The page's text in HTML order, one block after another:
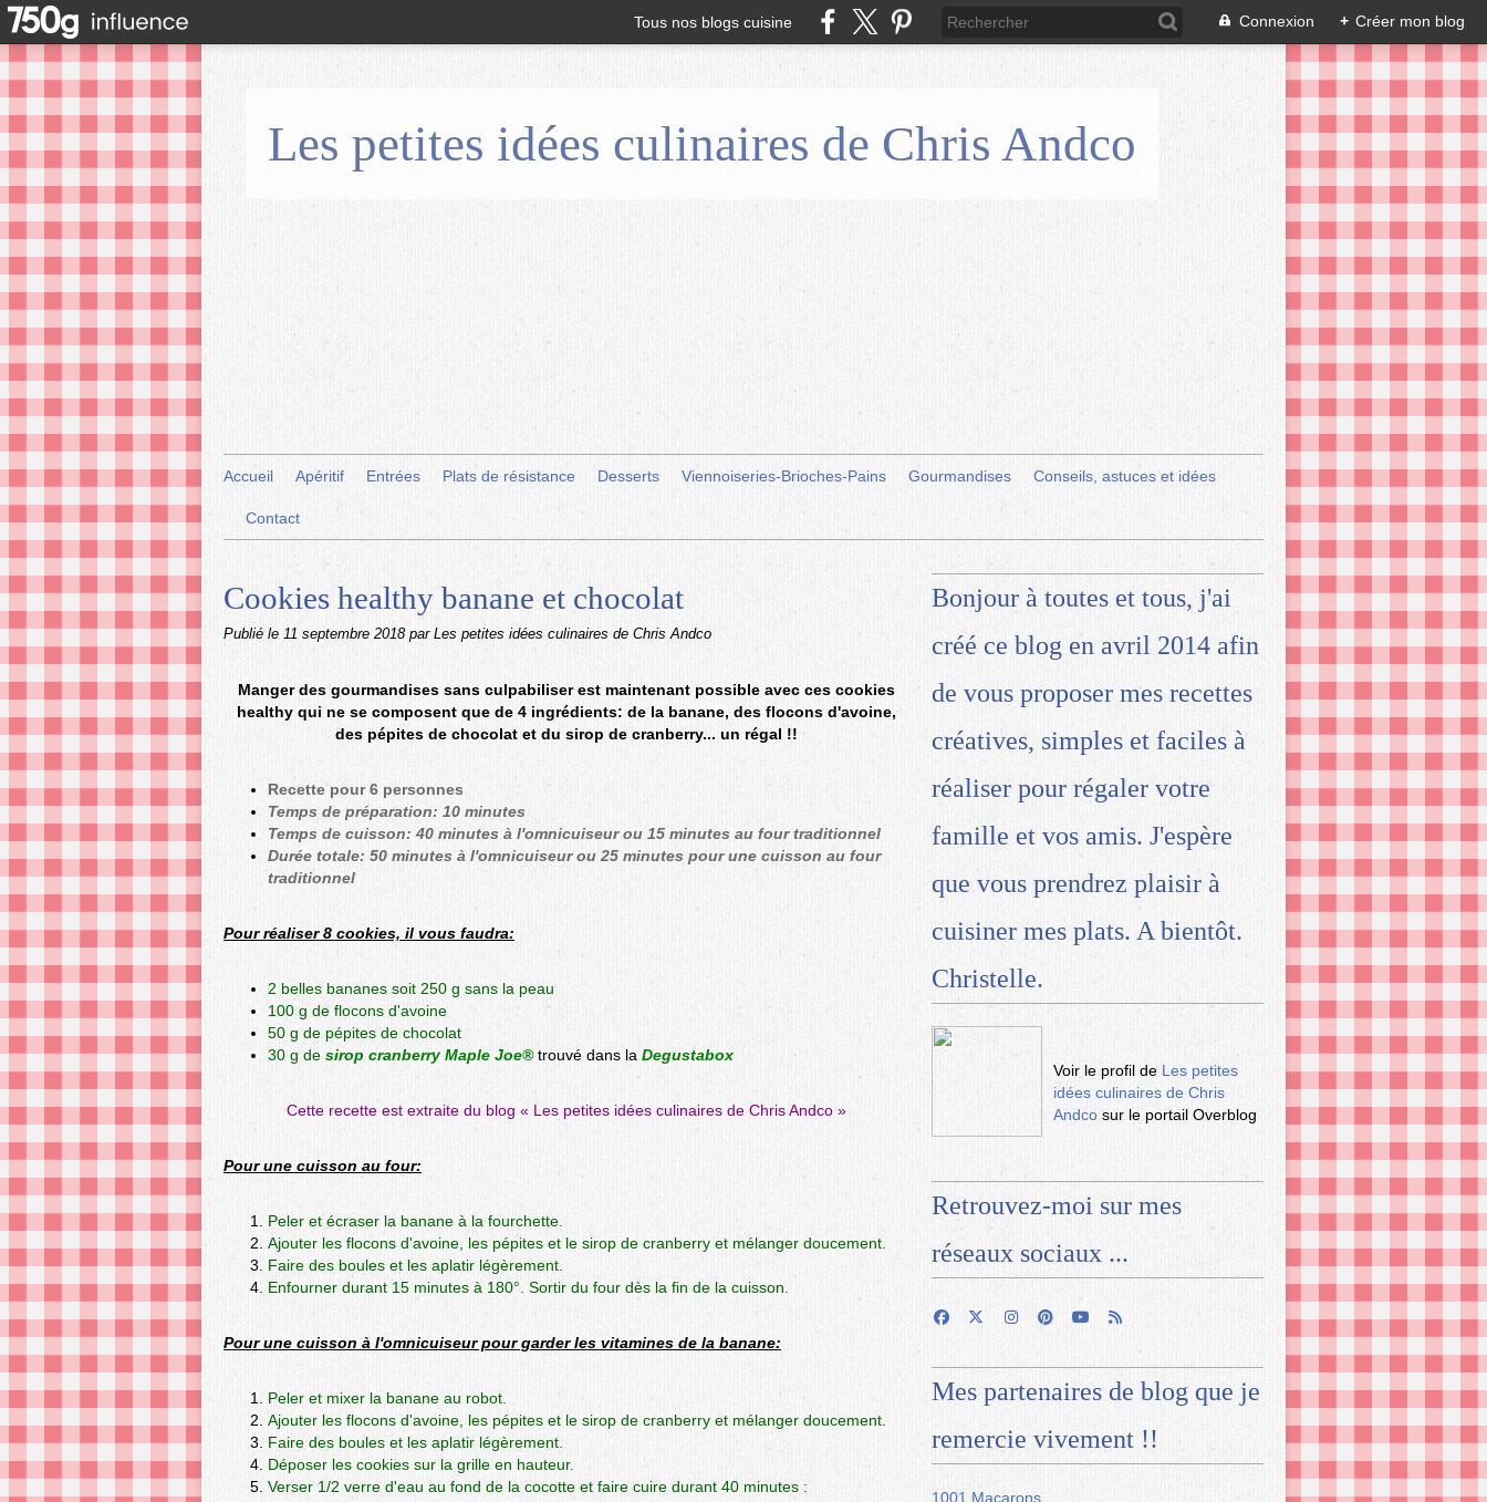
Tous nos blogs cuisine Connexion + Créer mon blog
Les petites idées culinaires de Chris Andco
Accueil Apéritif Entrées Plats de résistance Desserts Viennoiseries-Brioches-Pains Gourmandises Conseils, astuces et idées
Contact
Cookies healthy banane et chocolat
Publié le 11 septembre 2018 par Les petites idées culinaires de Chris Andco
Manger des gourmandises sans culpabiliser est maintenant possible avec ces cookies
healthy qui ne se composent que de 4 ingrédients: de la banane, des flocons d'avoine,
des pépites de chocolat et du sirop de cranberry... un régal !!
Recette pour 6 personnes
Temps de préparation: 10 minutes
Temps de cuisson: 40 minutes à l'omnicuiseur ou 15 minutes au four traditionnel
Durée totale: 50 minutes à l'omnicuiseur ou 25 minutes pour une cuisson au four
traditionnel
Pour réaliser 8 cookies, il vous faudra:
2 belles bananes soit 250 g sans la peau
100 g de flocons d'avoine
50 g de pépites de chocolat
30 g de sirop cranberry Maple Joe®trouvé dans la Degustabox
Cette recette est extraite du blog « Les petites idées culinaires de Chris Andco »
Pour une cuisson au four:
Peler et écraser la banane à la fourchette.
Ajouter les flocons d'avoine, les pépites et le sirop de cranberry et mélanger doucement.
Faire des boules et les aplatir légèrement.
Enfourner durant 15 minutes à 180°. Sortir du four dès la fin de la cuisson.
Pour une cuisson à l'omnicuiseur pour garder les vitamines de la banane:
Peler et mixer la banane au robot.
Ajouter les flocons d'avoine, les pépites et le sirop de cranberry et mélanger doucement.
Faire des boules et les aplatir légèrement.
Déposer les cookies sur la grille en hauteur.
Verser 1/2 verre d'eau au fond de la cocotte et faire cuire durant 40 minutes :
Bonjour à toutes et tous, j'ai
créé ce blog en avril 2014 afin
de vous proposer mes recettes
créatives, simples et faciles à
réaliser pour régaler votre
famille et vos amis. J'espère
que vous prendrez plaisir à
cuisiner mes plats. A bientôt.
Christelle.
Voir le profil de Les petites
idées culinaires de Chris
Andco sur le portail Overblog
Retrouvez-moi sur mes
réseaux sociaux ...
Mes partenaires de blog que je
remercie vivement !!
1001 Macarons